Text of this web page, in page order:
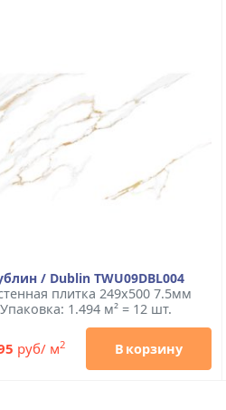
/ Dublin TWU09DBL004
плитка 249x500 7.5мм
Упаковка: 1.494 м² = 12 шт.
руб/ м2 В корзину